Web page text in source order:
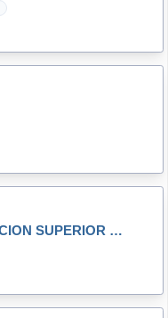
INSTITUTO DE EDUCACION SUPERIOR PEDAGOGICO JOSE VARALLANOS E.I.R.L.